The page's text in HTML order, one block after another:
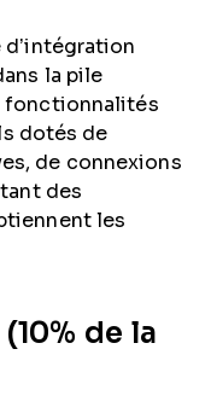
la pile
fonctionnalités
dotés de
de connexions
des
les
de la